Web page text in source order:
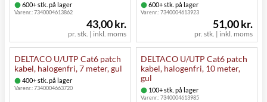
600+ stk. på lager
Varenr.:7340004613862
pr. stk. | inkl. moms
43,00 kr.
600+ stk. på lager
Varenr.:7340004613923
pr. stk. | inkl. moms
51,00 kr.
DELTACO U/UTP Cat6 patch
kabel, halogenfri, 7 meter, gul
400+ stk. på lager
Varenr.:7340004663720
DELTACO U/UTP Cat6 patch
kabel, halogenfri, 10 meter,
gul
100+ stk. på lager
Varenr.:7340004613985